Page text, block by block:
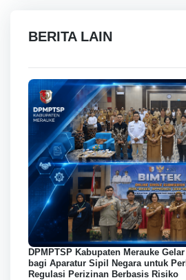
BERITA LAIN
DPMPTSP Kabupaten Merauke
bagi Aparatur Sipil Negara untuk
Regulasi Perizinan Berbasis Risiko